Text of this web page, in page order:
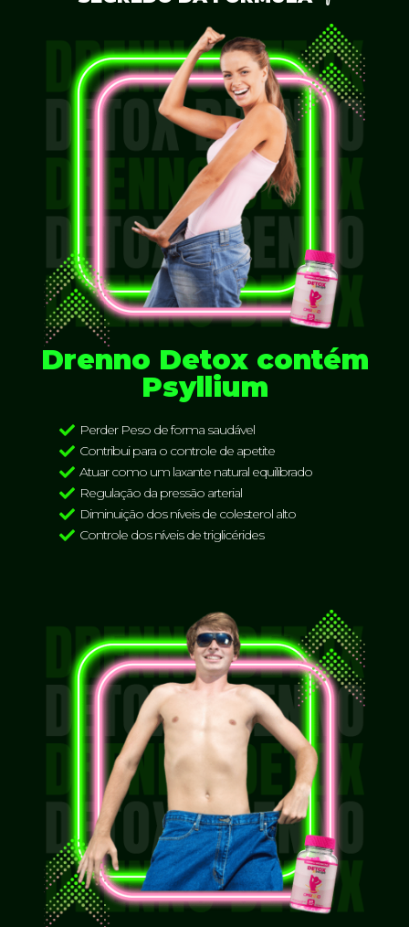
Drenno Detox contém
Psyllium
Perder Peso de forma saudável
Contribui para o controle de apetite
Atuar como um laxante natural equilibrado
Regulação da pressão arterial
Diminuição dos níveis de colesterol alto
Controle dos níveis de triglicérides